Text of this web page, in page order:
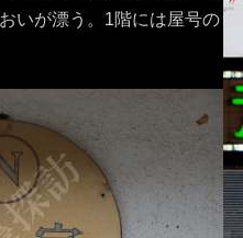
いが漂う。1階には屋号の